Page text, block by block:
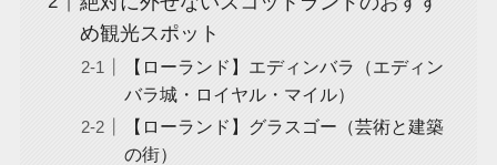
め観光スポット
【ローランド】エディンバラ（エディン
バラ城・ロイヤル・マイル）
【ローランド】グラスゴー（芸術と建築
の街）